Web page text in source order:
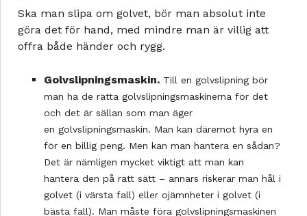
Ska man slipa om golvet, bör man absolut inte
göra det för hand, med mindre man är villig att
offra både händer och rygg.
Golvslipningsmaskin. Till en golvslipning bör
man ha de rätta golvslipningsmaskinerna för det
och det är sällan som man äger
en golvslipningsmaskin. Man kan däremot hyra en
för en billig peng. Men kan man hantera en sådan?
Det är nämligen mycket viktigt att man kan
hantera den på rätt sätt – annars riskerar man hål i
golvet (i värsta fall) eller ojämnheter i golvet (i
bästa fall). Man måste föra golvslipningsmaskinen